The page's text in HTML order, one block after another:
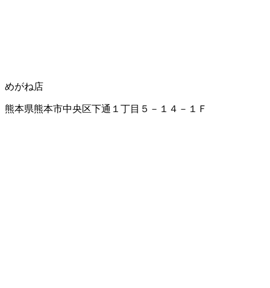
めがね店
熊本県熊本市中央区下通１丁目５－１４－１Ｆ